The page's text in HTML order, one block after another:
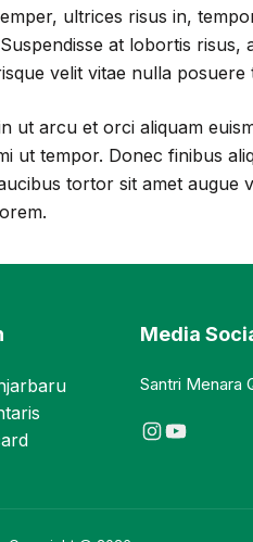
ultrices risus in,
at lobortis risus,
velit vitae nulla posuere
ut arcu et orci aliquam
ut tempor. Donec finibus
tortor sit amet augue
Media
Santri Menara
Instagram
YouTube